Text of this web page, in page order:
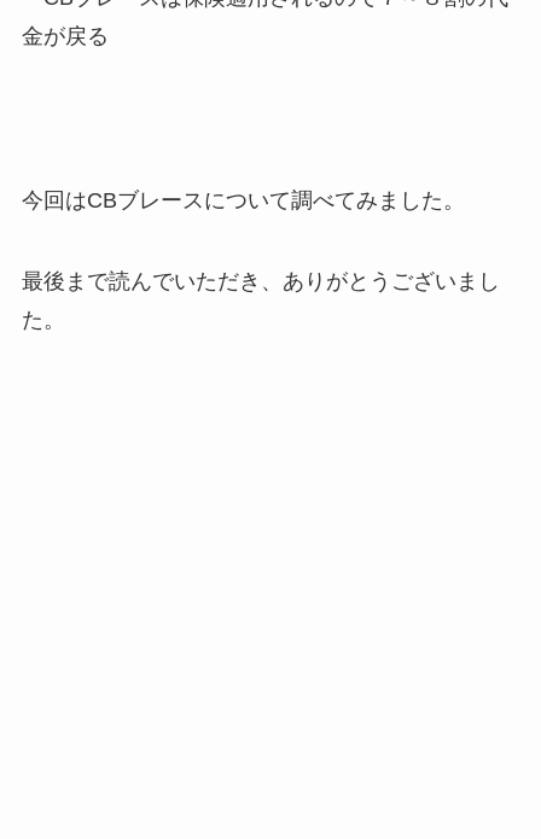
金が戻る
今回はCBブレースについて調べてみました。
最後まで読んでいただき、ありがとうございまし
た。